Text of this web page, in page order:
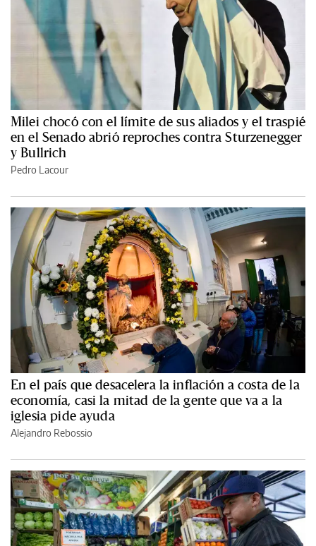
Milei chocó con el límite de sus aliados y el traspié
en el Senado abrió reproches contra Sturzenegger
y Bullrich
Pedro Lacour
En el país que desacelera la inflación a costa de la
economía, casi la mitad de la gente que va a la
iglesia pide ayuda
Alejandro Rebossio